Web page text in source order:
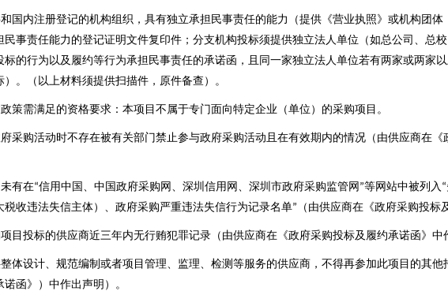
国内注册登记的机构组织，具有独立承担民事责任的能力（提供《营业执照》或机构团
民事责任能力的登记证明文件复印件；分支机构投标须提供独立法人单位（如总公司、总
标的行为以及履约等行为承担民事责任的承诺函，且同一家独立法人单位若有两家或两家
。（以上材料须提供扫描件，原件备查）。
策需满足的资格要求：本项目不属于专门面向特定企业（单位）的采购项目。
采购活动时不存在被有关部门禁止参与政府采购活动且在有效期内的情况（由供应商在
有在“信用中国、中国政府采购网、深圳信用网、深圳市政府采购监管网 ”等网站中被列入 “
税收违法失信主体）、政府采购严重违法失信行为记录名单” （由供应商在《政府采购投标
目投标的供应商近三年内无行贿犯罪记录（由供应商在《政府采购投标及履约承诺函》中
体设计、规范编制或者项目管理、监理、检测等服务的供应商，不得再参加此项目的其
函》）中作出声明）。